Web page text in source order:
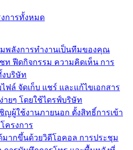
การทั้งหมด
มพลังการทำงานเป็นทีมของคุณ
ท ฟีดกิจกรรม ความคิดเห็น การ
งบริษัท
ฟล์ จัดเก็บ แชร์ และแก้ไขเอกสาร
ายๆ โดยใช้ไดรฟ์บริษัท
ชิญผู้ใช้งานภายนอก ตั้งสิทธิ์การเข้า
ครงการ
มากขึ้นด้วยวิดีโอคอล การประชุม